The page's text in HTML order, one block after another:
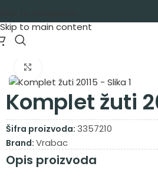
Skip to main content
Komplet žuti
Šifra proizvoda: 3357210
Brand: Vrabac
Opis proizvoda